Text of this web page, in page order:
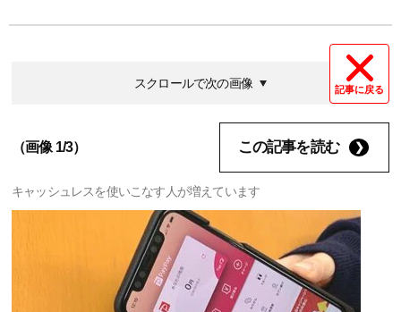
記事に戻る
スクロールで次の画像
（画像 1/3） この記事を読む
キャッシュレスを使いこなす人が増えています